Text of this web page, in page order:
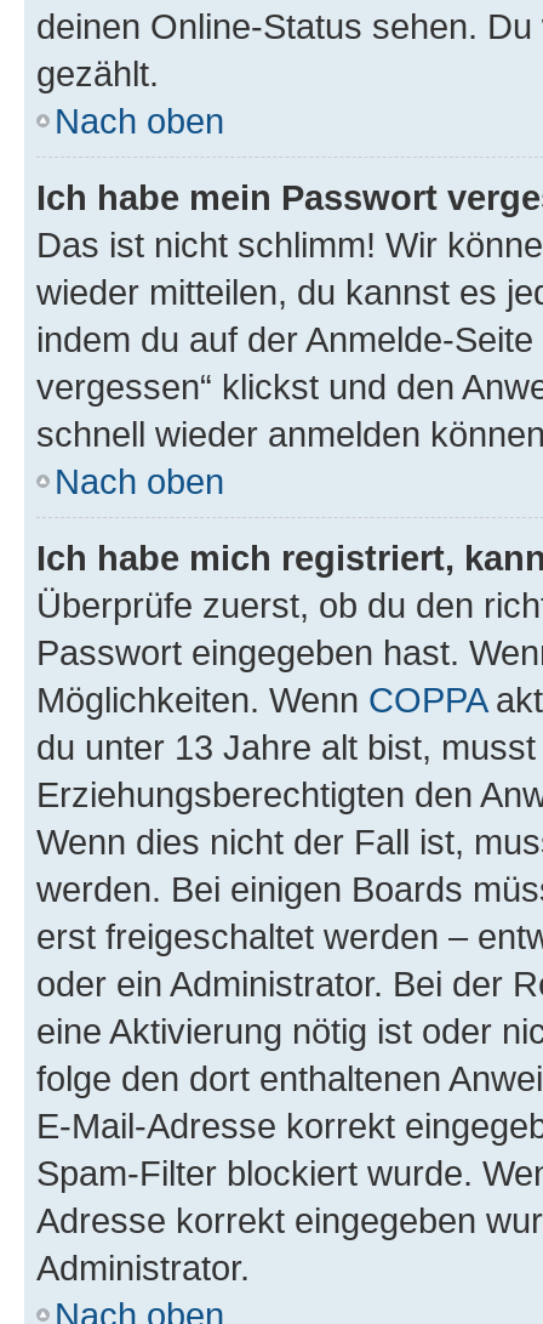
deinen Online-Status sehen.
gezählt.
Nach oben
Ich habe mein Passwort
Das ist nicht schlimm! Wir
wieder mitteilen, du kannst es
indem du auf der Anmelde-
vergessen“ klickst und den
schnell wieder anmelden
Nach oben
Ich habe mich registriert,
Überprüfe zuerst, ob du den
Passwort eingegeben hast.
Möglichkeiten. Wenn COPPA
du unter 13 Jahre alt bist,
Erziehungsberechtigten den
Wenn dies nicht der Fall ist,
werden. Bei einigen Boards
erst freigeschaltet werden –
oder ein Administrator. Bei der
eine Aktivierung nötig ist oder
folge den dort enthaltenen
E-Mail-Adresse korrekt
Spam-Filter blockiert wurde.
Adresse korrekt eingegeben
Administrator.
Nach oben